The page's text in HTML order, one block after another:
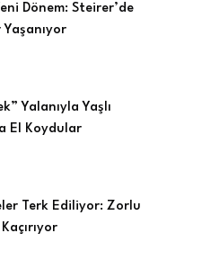
Dönem: Steirer’de
Yalanıyla Yaşlı
El Koydular
Terk Ediliyor: Zorlu